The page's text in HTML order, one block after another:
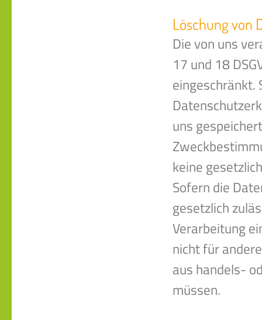
Löschung von
Die von uns
17 und 18
eingeschränkt.
uns
keine
Sofern die
gesetzlich
Verarbeitung
nicht für
aus handels-
müssen.